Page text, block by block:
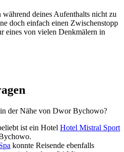
deines Aufenthalts nicht zu
doch einfach einen Zwischenstopp
von vielen Denkmälern in
der Nähe von Dwor Bychowo?
ist ein Hotel Hotel Mistral Sport
konnte Reisende ebenfalls